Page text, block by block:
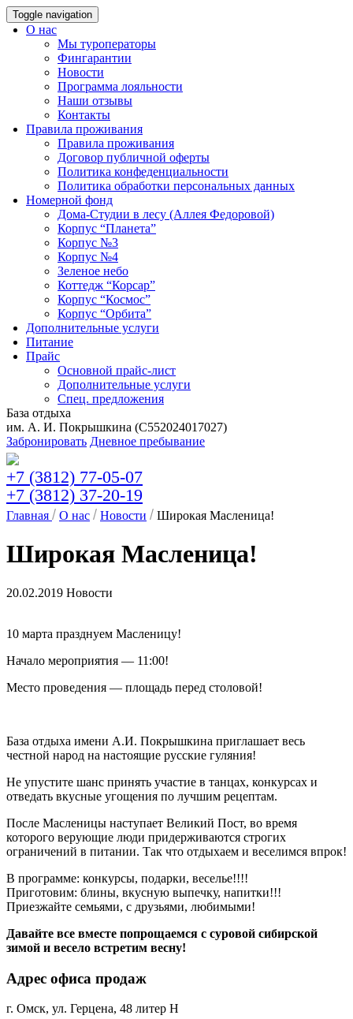
Toggle navigation
О нас
Мы туроператоры
Фингарантии
Новости
Программа лояльности
Наши отзывы
Контакты
Правила проживания
Правила проживания
Договор публичной оферты
Политика конфеденциальности
Политика обработки персональных данных
Номерной фонд
Дома-Студии в лесу (Аллея Федоровой)
Корпус “Планета”
Корпус №3
Корпус №4
Зеленое небо
Коттедж “Корсар”
Корпус “Космос”
Корпус “Орбита”
Дополнительные услуги
Питание
Прайс
Основной прайс-лист
Дополнительные услуги
Спец. предложения
База отдыха
им. А. И. Покрышкина (C552024017027)
Забронировать Дневное пребывание
+7 (3812) 77-05-07
+7 (3812) 37-20-19
Главная О нас Новости Широкая Масленица!
Широкая Масленица!
20.02.2019 Новости
10 марта празднуем Масленицу!
Начало мероприятия — 11:00!
Место проведения — площадь перед столовой!
База отдыха имени А.И. Покрышкина приглашает весь
честной народ на настоящие русские гуляния!
Не упустите шанс принять участие в танцах, конкурсах и
отведать вкусные угощения по лучшим рецептам.
После Масленицы наступает Великий Пост, во время
которого верующие люди придерживаются строгих
ограничений в питании. Так что отдыхаем и веселимся впрок!
В программе: конкурсы, подарки, веселье!!!!
Приготовим: блины, вкусную выпечку, напитки!!!
Приезжайте семьями, с друзьями, любимыми!
Давайте все вместе попрощаемся с суровой сибирской
зимой и весело встретим весну!
Адрес офиса продаж
г. Омск, ул. Герцена, 48 литер Н